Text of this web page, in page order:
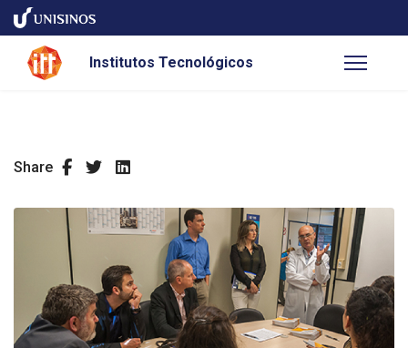
Institutos Tecnológicos
Share